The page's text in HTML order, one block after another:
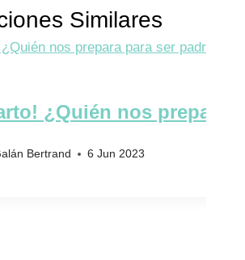
Similares
¿Quién nos prepara
Bertrand 6 Jun 2023